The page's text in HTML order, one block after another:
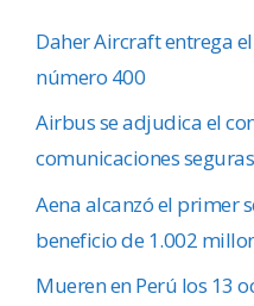
Daher Aircraft entrega
número 400
Airbus se adjudica el
comunicaciones
Aena alcanzó el primer
beneficio de 1.002
Mueren en Perú los 13